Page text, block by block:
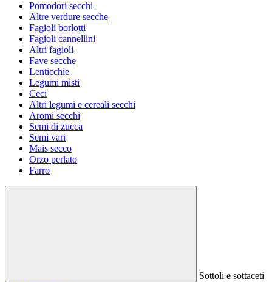
Pomodori secchi
Altre verdure secche
Fagioli borlotti
Fagioli cannellini
Altri fagioli
Fave secche
Lenticchie
Legumi misti
Ceci
Altri legumi e cereali secchi
Aromi secchi
Semi di zucca
Semi vari
Mais secco
Orzo perlato
Farro
Sottoli e sottaceti